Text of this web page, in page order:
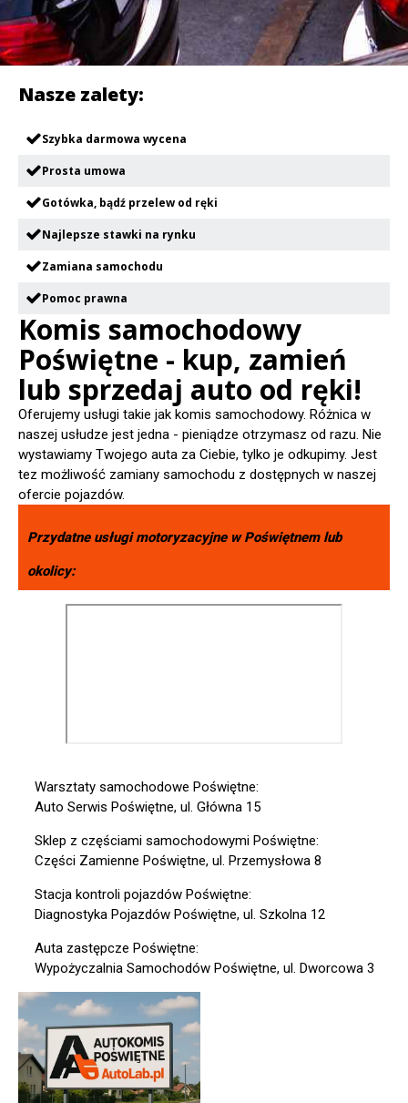
Nasze zalety:
Szybka darmowa wycena
Prosta umowa
Gotówka, bądź przelew od ręki
Najlepsze stawki na rynku
Zamiana samochodu
Pomoc prawna
Komis samochodowy
Poświętne - kup, zamień
lub sprzedaj auto od ręki!
Oferujemy usługi takie jak komis samochodowy. Różnica w
naszej usłudze jest jedna - pieniądze otrzymasz od razu. Nie
wystawiamy Twojego auta za Ciebie, tylko je odkupimy. Jest
tez możliwość zamiany samochodu z dostępnych w naszej
ofercie pojazdów.
Przydatne usługi motoryzacyjne wPoświętnemlub
okolicy:
Warsztaty samochodowe Poświętne:
Auto Serwis Poświętne, ul. Główna 15
Sklep z częściami samochodowymi Poświętne:
Części Zamienne Poświętne, ul. Przemysłowa 8
Stacja kontroli pojazdów Poświętne:
Diagnostyka Pojazdów Poświętne, ul. Szkolna 12
Auta zastępcze Poświętne:
Wypożyczalnia Samochodów Poświętne, ul. Dworcowa 3